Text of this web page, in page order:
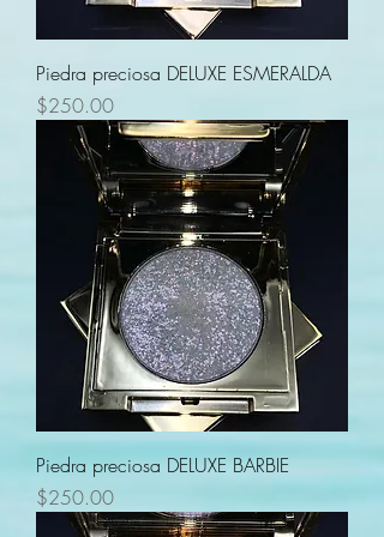
Piedra preciosa DELUXE ESMERALDA
Precio
$250.00
Piedra preciosa DELUXE BARBIE
Precio
$250.00